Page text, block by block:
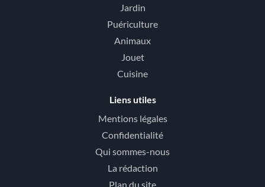
Jardin
Puériculture
Animaux
Jouet
Cuisine
Liens utiles
Mentions légales
Confidentialité
Qui sommes-nous
La rédaction
Plan du site